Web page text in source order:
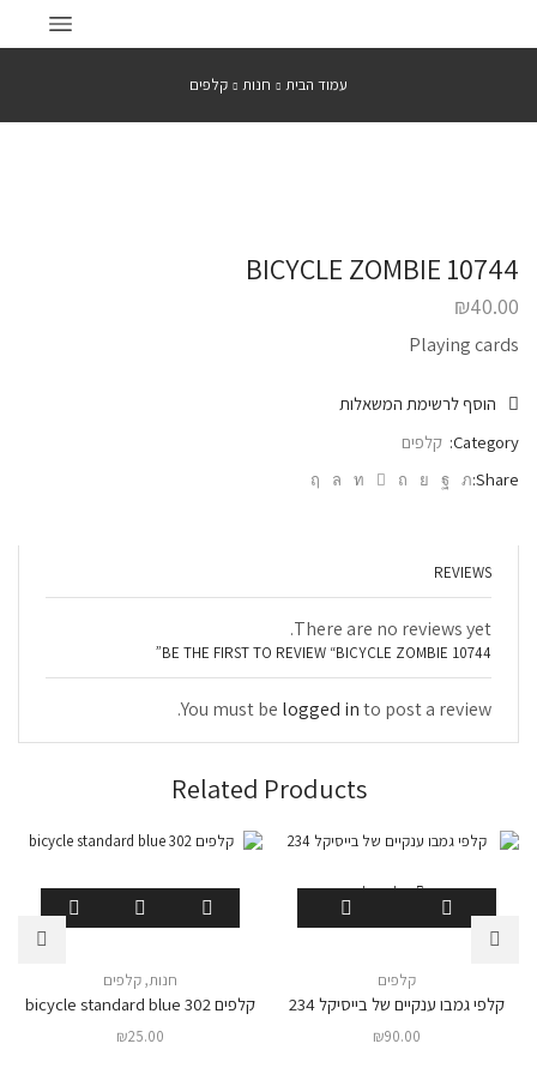
עמוד הבית חנות קלפים
BICYCLE ZOMBIE 10744
₪40.00
Playing cards
הוסף לרשימת המשאלות
Category: קלפים
Share:
REVIEWS
There are no reviews yet.
BE THE FIRST TO REVIEW “BICYCLE ZOMBIE 10744”
You must be logged into post a review.
Related Products
המלאי אזל
קלפים
קלפי גמבו ענקיים של בייסיקל 234
₪90.00
חנות,קלפים
קלפים 302 bicycle standard blue
₪25.00